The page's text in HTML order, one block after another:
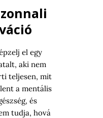
el egy
aki nem
teljesen, mit
a mentális
és
tudja, hová